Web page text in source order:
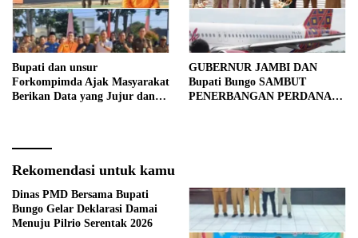
Bupati dan unsur
Forkompimda Ajak Masyarakat
Berikan Data yang Jujur dan
GUBERNUR JAMBI DAN
Bupati Bungo SAMBUT
PENERBANGAN PERDANA
Rekomendasi untuk kamu
Dinas PMD Bersama Bupati
Bungo Gelar Deklarasi Damai
Menuju Pilrio Serentak 2026